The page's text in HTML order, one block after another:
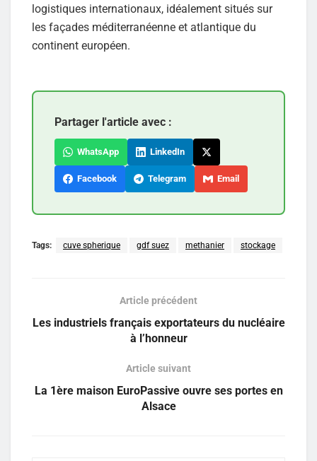
logistiques internationaux, idéalement situés sur
les façades méditerranéenne et atlantique du
continent européen.
Partager l'article avec :
WhatsApp LinkedIn
Facebook Telegram Email
Tags: cuve spherique gdf suez methanier stockage
Article précédent
Les industriels français exportateurs du nucléaire
à l’honneur
Article suivant
La 1ère maison EuroPassive ouvre ses portes en
Alsace